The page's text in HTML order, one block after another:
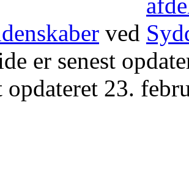
ved
er senest
opdateret 23.